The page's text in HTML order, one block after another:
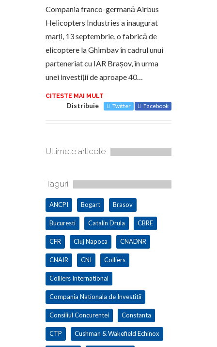
Compania franco-germană Airbus
Helicopters Industries a inaugurat
marți, 13 septembrie, o fabrică de
elicoptere la Ghimbav în cadrul unui
parteneriat cu IAR Brașov, în urma
unei investiții de aproape 40…
CITESTE MAI MULT
Distribuie Twitter Facebook
Ultimele articole
Taguri
ANCPI Bogart Brasov
Bucuresti Catalin Drula CBRE
CFR Cluj Napoca CNADNR
CNAIR CNI Colliers
Colliers International
Compania Nationala de Investitii
Consiliul Concurentei Constanta
CTP Cushman & Wakefield Echinox